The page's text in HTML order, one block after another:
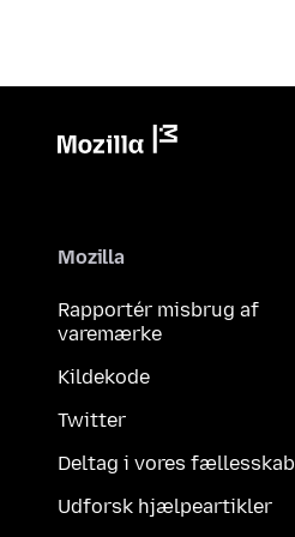
Mozilla
Rapportér misbrug af
varemærke
Kildekode
Twitter
Deltag i vores fællesskab
Udforsk hjælpeartikler